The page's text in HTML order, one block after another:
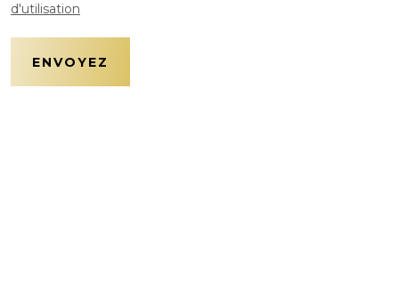
d'utilisation
ENVOYEZ